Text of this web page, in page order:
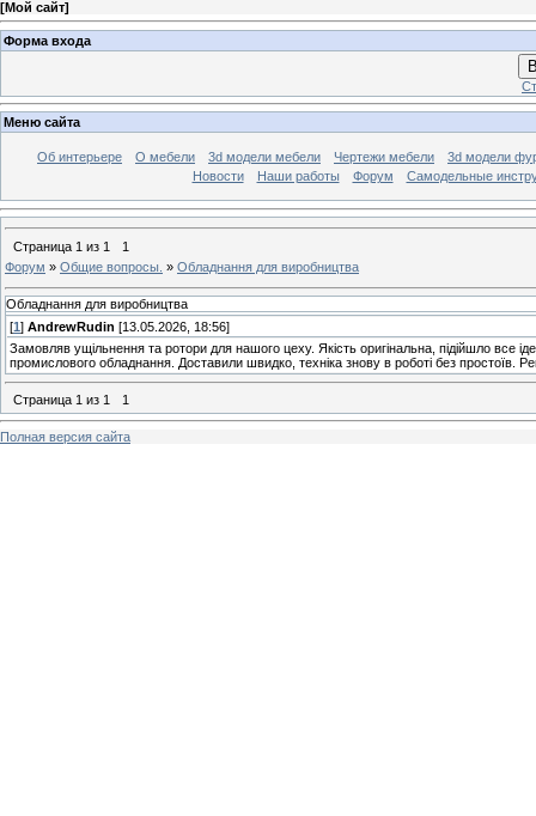
[Мой сайт]
Форма входа
Меню сайта
Об интерьере О мебели 3d модели мебели Чертежи мебели
3d модели
Новости
Наши работы Форум Самодельные
Страница 1 из 1
1
Форум » Общие вопросы. » Обладнання для виробництва
Обладнання для виробництва
[1 ] AndrewRudin [13.05.2026, 18:56]
Замовляв ущільнення та ротори для нашого цеху. Якість оригінальна, підійшло все
промислового обладнання. Доставили швидко, техніка знову в роботі без простоїв.
Страница 1 из 1 1
Полная версия сайта